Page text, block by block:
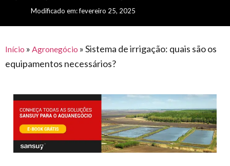
premiações
para
feira
offshore
civil
piscinas
automotivo
móveis,
calçados,
epi's
e logística
armazenagem
lonas
vida
caminhoneiro
Modificado em: fevereiro 25, 2025
Início » Agronegócio »Sistema de irrigação: quais são os
equipamentos necessários?